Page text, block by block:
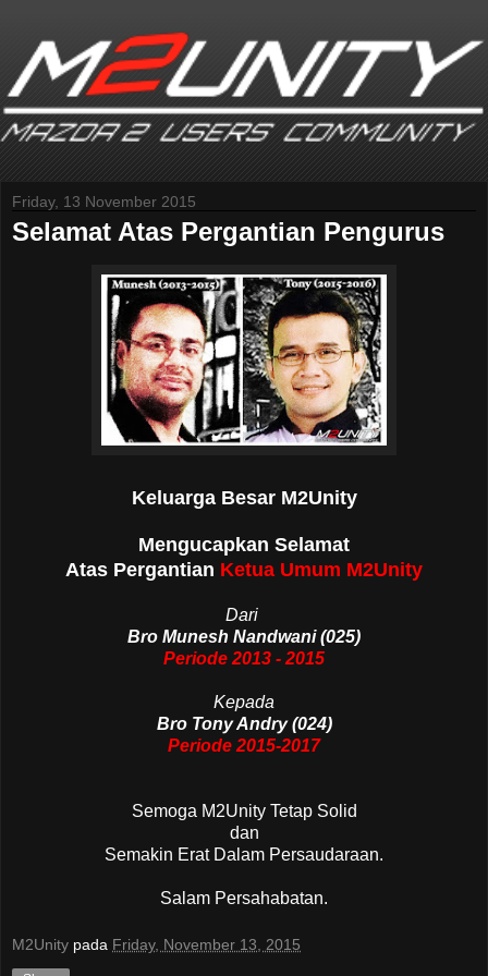
Friday, 13 November 2015
Selamat Atas Pergantian Pengurus
Keluarga Besar M2Unity
Mengucapkan Selamat
Atas Pergantian Ketua Umum M2Unity
Dari
Bro Munesh Nandwani (025)
Periode 2013 - 2015
Kepada
Bro Tony Andry (024)
Periode 2015-2017
Semoga M2Unity Tetap Solid
dan
Semakin Erat Dalam Persaudaraan.
Salam Persahabatan.
M2Unity pada Friday, November 13, 2015